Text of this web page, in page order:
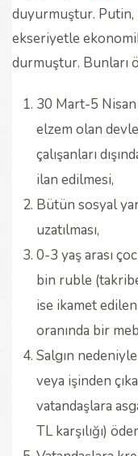
duyurmuştur. Putin,
ekseriyetle
durmuştur. Bunları
30 Mart-5 Nisan
elzem olan
çalışanları
ilan edilmesi,
Bütün sosyal
uzatılması,
0-3 yaş arası
bin ruble
ise ikamet edilen
oranında bir
Salgın
veya işinden
vatandaşlara
TL karşılığı)